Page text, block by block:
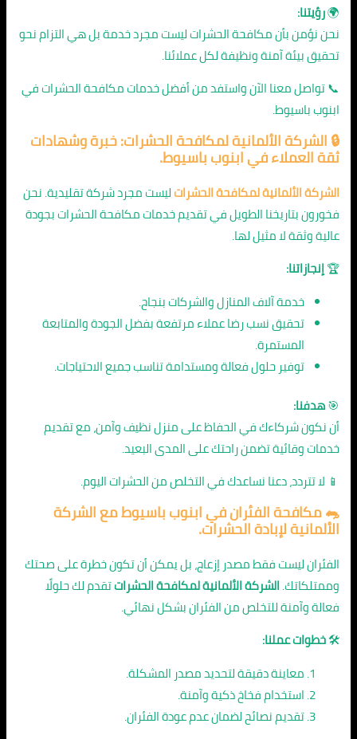
🌍رؤيتنا:
نحن نؤمن بأن مكافحة الحشرات ليست مجرد خدمة بل هي التزام نحو
تحقيق بيئة آمنة ونظيفة لكل عملائنا.
📞 تواصل معنا الآن واستفد من أفضل خدمات مكافحة الحشرات في
ابنوب باسيوط.
🔒 الشركة الألمانية لمكافحة الحشرات: خبرة وشهادات
ثقة العملاء في ابنوب باسيوط.
الشركة الألمانية لمكافحة الحشراتليست مجرد شركة تقليدية. نحن
فخورون بتاريخنا الطويل في تقديم خدمات مكافحة الحشرات بجودة
عالية وثقة لا مثيل لها.
🏆إنجازاتنا:
خدمة آلاف المنازل والشركات بنجاح.
تحقيق نسب رضا عملاء مرتفعة بفضل الجودة والمتابعة
المستمرة.
توفير حلول فعالة ومستدامة تناسب جميع الاحتياجات.
🎯هدفنا:
أن نكون شركاءك في الحفاظ على منزل نظيف وآمن، مع تقديم
خدمات وقائية تضمن راحتك على المدى البعيد.
📱 لا تتردد، دعنا نساعدك في التخلص من الحشرات اليوم.
🐀مكافحة الفئران في ابنوب باسيوطمع الشركة
الألمانية لإبادة الحشرات.
الفئران ليست فقط مصدر إزعاج، بل يمكن أن تكون خطرة على صحتك
وممتلكاتك.الشركة الألمانية لمكافحة الحشراتتقدم لك حلولًا
فعالة وآمنة للتخلص من الفئران بشكل نهائي.
🛠️خطوات عملنا:
معاينة دقيقة لتحديد مصدر المشكلة.
استخدام فخاخ ذكية وآمنة.
تقديم نصائح لضمان عدم عودة الفئران.